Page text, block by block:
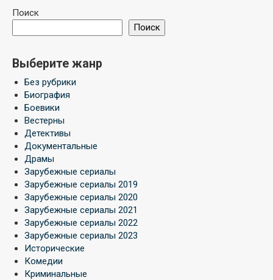
Поиск
Поиск
Выберите жанр
Без рубрики
Биография
Боевики
Вестерны
Детективы
Документальные
Драмы
Зарубежные сериалы
Зарубежные сериалы 2019
Зарубежные сериалы 2020
Зарубежные сериалы 2021
Зарубежные сериалы 2022
Зарубежные сериалы 2023
Исторические
Комедии
Криминальные